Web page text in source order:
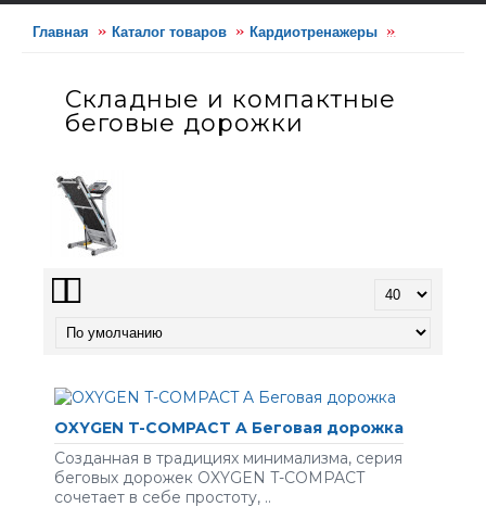
Главная Каталог товаров Кардиотренажеры
Складные и компактные
беговые дорожки
OXYGEN T-COMPACT A Беговая дорожка
Созданная в традициях минимализма, серия
беговых дорожек OXYGEN T-COMPACT
сочетает в себе простоту, ..